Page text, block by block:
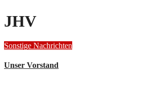
JHV
Sonstige Nachrichten
Unser Vorstand